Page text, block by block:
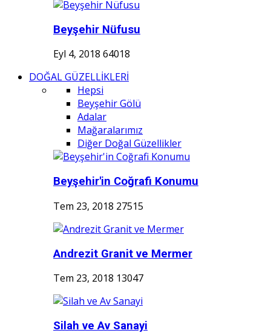
Beyşehir Nüfusu
Eyl 4, 2018 64018
DOĞAL GÜZELLİKLERİ
Hepsi
Beyşehir Gölü
Adalar
Mağaralarımız
Diğer Doğal Güzellikler
Beyşehir'in Coğrafi Konumu
Tem 23, 2018 27515
Andrezit Granit ve Mermer
Tem 23, 2018 13047
Silah ve Av Sanayi